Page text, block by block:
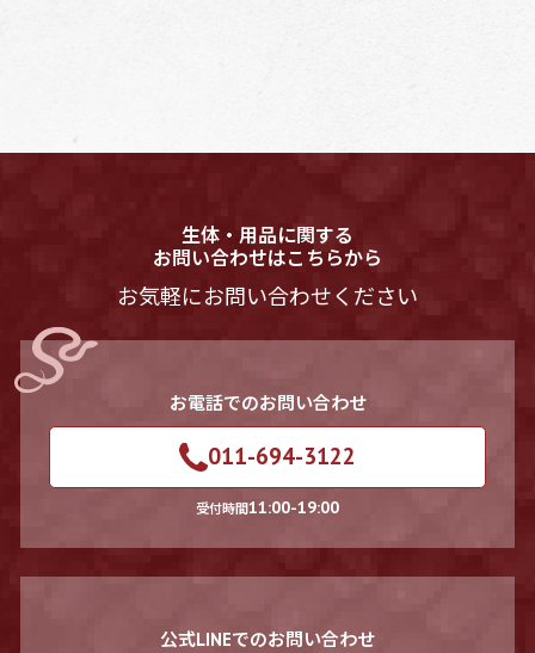
生体・用品に関する
お問い合わせはこちらから
お気軽にお問い合わせください
お電話でのお問い合わせ
011-694-3122
受付時間11:00-19:00
公式LINEでのお問い合わせ